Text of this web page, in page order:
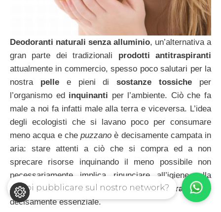
Deodoranti naturali senza alluminio, un’alternativa a
gran parte dei tradizionali prodotti antitraspiranti
attualmente in commercio, spesso poco salutari per la
nostra pellee pieni disostanze tossiche per
l’organismo ed inquinanti per l’ambiente. Ciò che fa
male a noi fa infatti male alla terra e viceversa. L’idea
degli ecologisti che si lavano poco per consumare
meno acqua e che puzzano è decisamente campata in
aria: stare attenti a ciò che si compra ed a non
sprecare risorse inquinando il meno possibile non
necessariamente implica rinunciare all’igiene, alla
bellezza, all’essenziale. E ildeodoranteè
decisamente essenziale.
Vuoi pubblicare sul nostro network?